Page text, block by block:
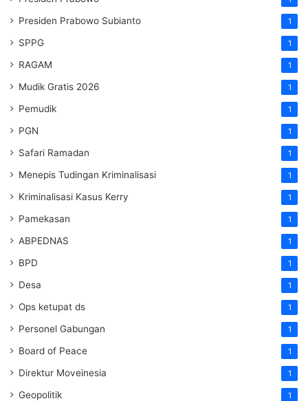
Presiden Prabowo Subianto 1
SPPG 1
RAGAM 1
Mudik Gratis 2026 1
Pemudik 1
PGN 1
Safari Ramadan 1
Menepis Tudingan Kriminalisasi 1
Kriminalisasi Kasus Kerry 1
Pamekasan 1
ABPEDNAS 1
BPD 1
Desa 1
Ops ketupat ds 1
Personel Gabungan 1
Board of Peace 1
Direktur Moveinesia 1
Geopolitik 1